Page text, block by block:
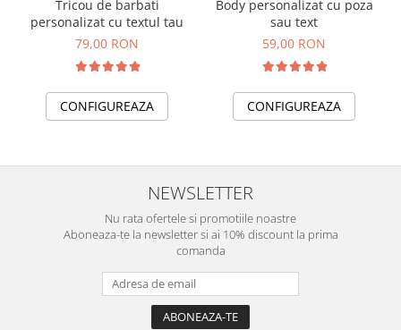
Tricou de barbati
personalizat cu textul tau
79,00 RON
CONFIGUREAZA
Body personalizat cu poza
sau text
59,00 RON
CONFIGUREAZA
NEWSLETTER
Nu rata ofertele si promotiile noastre
Aboneaza-te la newsletter si ai 10% discount la prima
comanda